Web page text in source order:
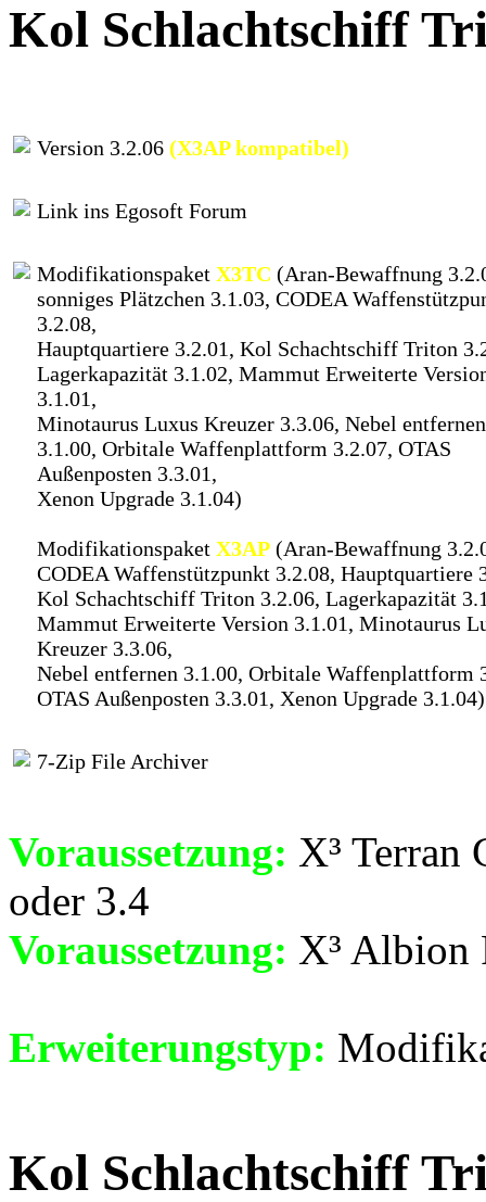
Kol Schlachtschiff
Version 3.2.06 (X3AP kompatibel)
Link ins Egosoft Forum
Modifikationspaket X3TC (Aran-Bewaffnung
sonniges Plätzchen 3.1.03, CODEA
3.2.08,
Hauptquartiere 3.2.01, Kol Schachtschiff Triton
Lagerkapazität 3.1.02, Mammut Erweiterte
3.1.01,
Minotaurus Luxus Kreuzer 3.3.06, Nebel entfernen
3.1.00, Orbitale Waffenplattform 3.2.07, OTAS
Außenposten 3.3.01,
Xenon Upgrade 3.1.04)
Modifikationspaket X3AP (Aran-Bewaffnung
CODEA Waffenstützpunkt 3.2.08, Hauptquartiere
Kol Schachtschiff Triton 3.2.06, Lagerkapazität
Mammut Erweiterte Version 3.1.01, Minotaurus
Kreuzer 3.3.06,
Nebel entfernen 3.1.00, Orbitale Waffenplattform
OTAS Außenposten 3.3.01, Xenon Upgrade 3.1.04)
7-Zip File Archiver
Voraussetzung: X³ Terran
oder 3.4
Voraussetzung: X³ Albion
Erweiterungstyp:
Kol Schlachtschiff